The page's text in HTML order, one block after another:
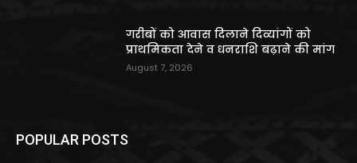
गरीबों को आवास दिलाने दिव्यांगों को
प्राथमिकता देने व धनराशि बढ़ाने की मांग
August 7, 2026
POPULAR POSTS